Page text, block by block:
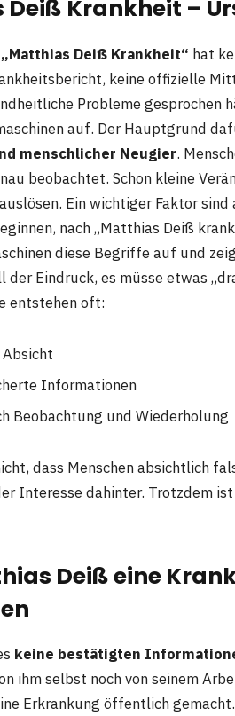
Krankheit –
„Matthias Deiß Krankheit“ hat
keine offizielle
Probleme
auf. Der Hauptgrund
menschlicher Neugier.
beobachtet. Schon kleine
Ein wichtiger Faktor sind
nach „Matthias Deiß
diese Begriffe auf und
Eindruck, es müsse etwas
entstehen oft:
Absicht
Informationen
Beobachtung und Wiederholung
dass Menschen absichtlich
Interesse dahinter. Trotzdem
Deiß eine
keine bestätigten
ihm selbst noch von seinem
Erkrankung öffentlich